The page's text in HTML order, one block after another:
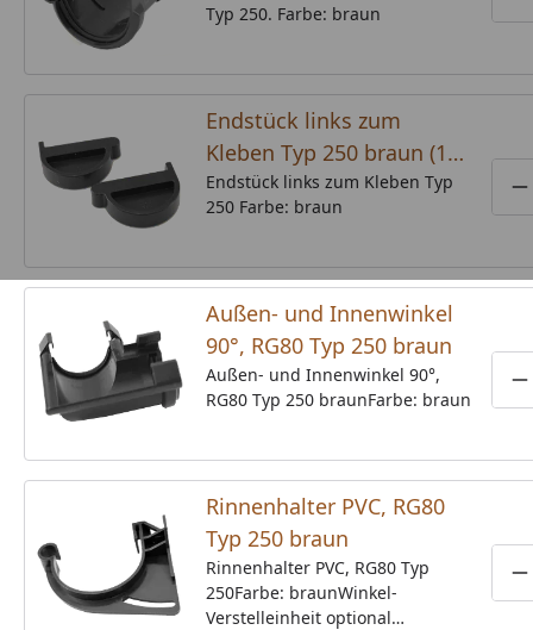
Typ 250. Farbe: braun
Endstück links zum
Kleben Typ 250 braun (1
Stück)
Endstück links zum Kleben Typ
250 Farbe: braun
Außen- und Innenwinkel
90°, RG80 Typ 250 braun
Außen- und Innenwinkel 90°,
RG80 Typ 250 braunFarbe: braun
Rinnenhalter PVC, RG80
Typ 250 braun
Rinnenhalter PVC, RG80 Typ
250Farbe: braunWinkel-
Verstelleinheit optional